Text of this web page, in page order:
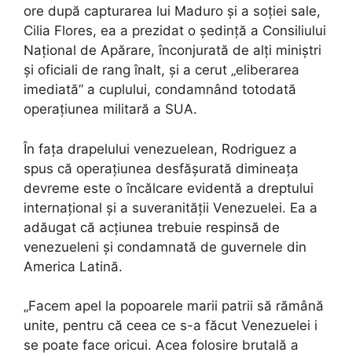
ore după capturarea lui Maduro și a soției sale,
Cilia Flores, ea a prezidat o ședință a Consiliului
Național de Apărare, înconjurată de alți miniștri
și oficiali de rang înalt, și a cerut „eliberarea
imediată” a cuplului, condamnând totodată
operațiunea militară a SUA.
În fața drapelului venezuelean, Rodriguez a
spus că operațiunea desfășurată dimineața
devreme este o încălcare evidentă a dreptului
internațional și a suveranității Venezuelei. Ea a
adăugat că acțiunea trebuie respinsă de
venezueleni și condamnată de guvernele din
America Latină.
„Facem apel la popoarele marii patrii să rămână
unite, pentru că ceea ce s-a făcut Venezuelei i
se poate face oricui. Acea folosire brutală a